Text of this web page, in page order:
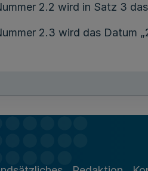
2.2 wird in Satz 3
2.3 wird das Datum